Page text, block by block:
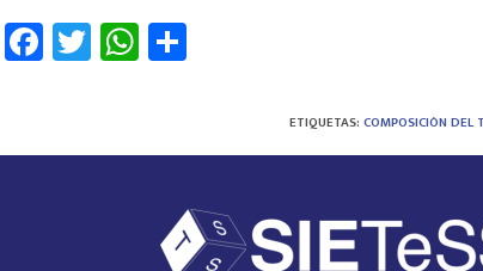
Fa
ce
o
T
wi
er
W
h
sAp
ar
tir
ETIQUETAS: COMPOSICIÓN DEL